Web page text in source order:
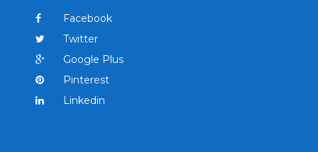
Facebook
Twitter
Google Plus
Pinterest
Linkedin